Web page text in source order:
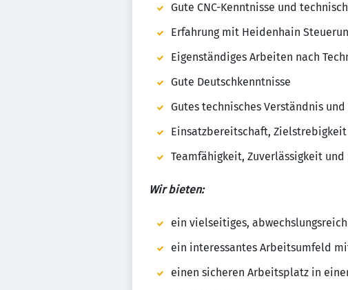
Gute CNC-Kenntnisse und
Erfahrung mit Heidenhain
Eigenständiges Arbeiten nach
Gute Deutschkenntnisse
Gutes technisches Verständnis
Einsatzbereitschaft,
Teamfähigkeit, Zuverlässigkeit
Wir bieten:
ein vielseitiges,
ein interessantes Arbeitsumfeld
einen sicheren Arbeitsplatz in